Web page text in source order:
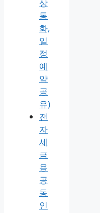
정
리
(안
드
로
이
드
·PC
영
상
통
화,
일
정
예
약